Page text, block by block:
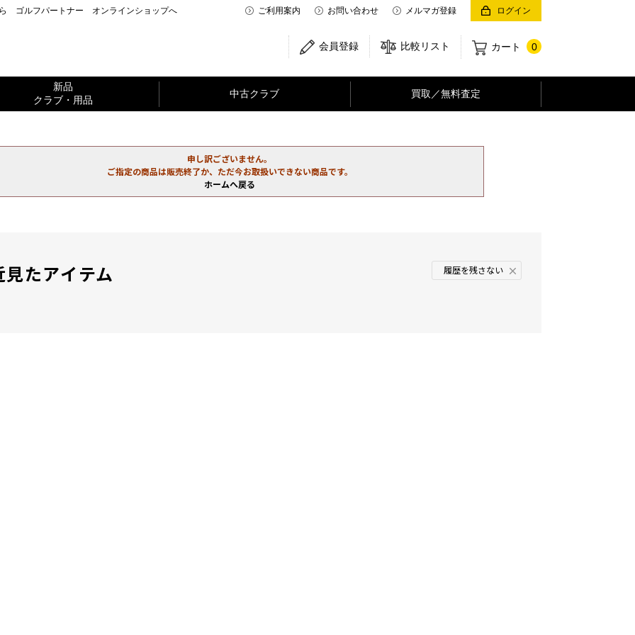
ゴルフパートナー オンラインショップへ ご利用案内 お問い合わせ メルマガ登録 ログイン
カート 0
比較リスト
会員登録
新品
クラブ・用品
中古クラブ 買取／無料査定
申し訳ございません。
ご指定の商品は販売終了か、ただ今お取扱いできない商品です。
ホームへ戻る
見たアイテム 履歴を残さない